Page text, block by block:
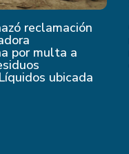
reclamación
por multa a
ubicada